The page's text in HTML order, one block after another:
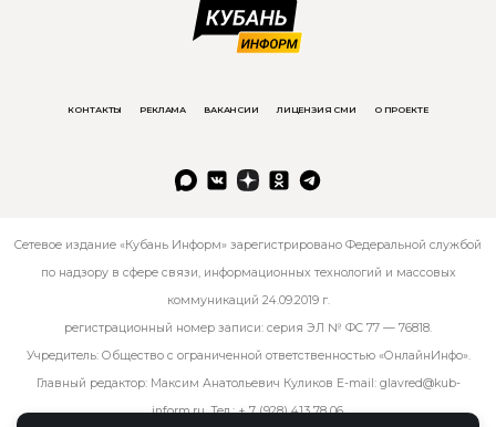
КОНТАКТЫ РЕКЛАМА ВАКАНСИИ ЛИЦЕНЗИЯ СМИ О ПРОЕКТЕ
Сетевое издание «Кубань Информ» зарегистрировано Федеральной службой
по надзору в сфере связи, информационных технологий и массовых
коммуникаций 24.09.2019 г.
регистрационный номер записи: серия ЭЛ № ФС 77 — 76818.
Учредитель: Общество с ограниченной ответственностью «ОнлайнИнфо».
Главный редактор: Максим Анатольевич Куликов E-mail: glavred@kub-
inform.ru. Тел.:+ 7 (928) 413 78 06.